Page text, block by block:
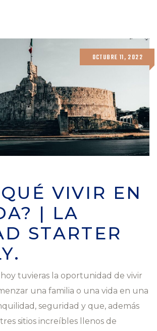
OCTUBRE 11, 2022
VIVIR EN
| LA
STARTER
hoy tuvieras la oportunidad de vivir
una familia o una vida en una
seguridad y que, además
sitios increíbles llenos de